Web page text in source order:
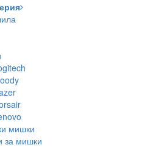
мишки
за мишки